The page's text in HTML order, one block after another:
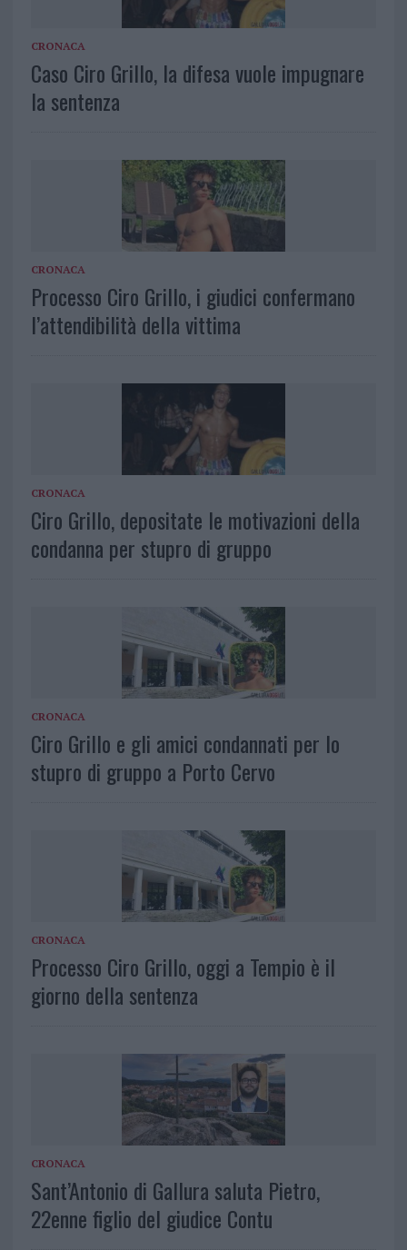
CRONACA
Caso Ciro Grillo, la difesa vuole impugnare
la sentenza
CRONACA
Processo Ciro Grillo, i giudici confermano
l’attendibilità della vittima
CRONACA
Ciro Grillo, depositate le motivazioni della
condanna per stupro di gruppo
CRONACA
Ciro Grillo e gli amici condannati per lo
stupro di gruppo a Porto Cervo
CRONACA
Processo Ciro Grillo, oggi a Tempio è il
giorno della sentenza
CRONACA
Sant’Antonio di Gallura saluta Pietro,
22enne figlio del giudice Contu